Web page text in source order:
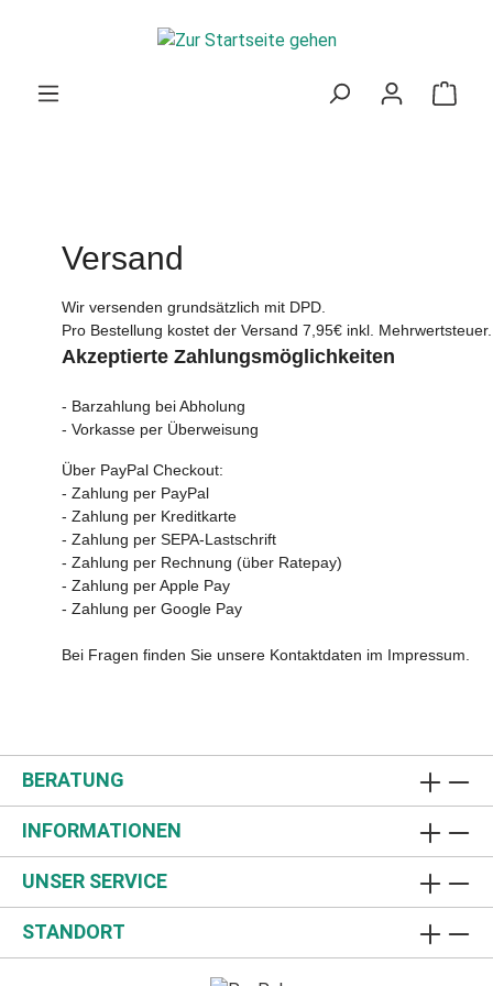
Zum Hauptinhalt springen
Versand
Wir versenden grundsätzlich mit DPD.
Pro Bestellung kostet der Versand 7,95€ inkl.
Akzeptierte Zahlungsmöglichkeiten
- Barzahlung bei Abholung
- Vorkasse per Überweisung
Über PayPal Checkout:
- Zahlung per PayPal
- Zahlung per Kreditkarte
- Zahlung per SEPA-Lastschrift
- Zahlung per Rechnung (über Ratepay)
- Zahlung per Apple Pay
- Zahlung per Google Pay
Bei Fragen finden Sie unsere Kontaktdaten im Impressum.
BERATUNG
INFORMATIONEN
UNSER SERVICE
STANDORT